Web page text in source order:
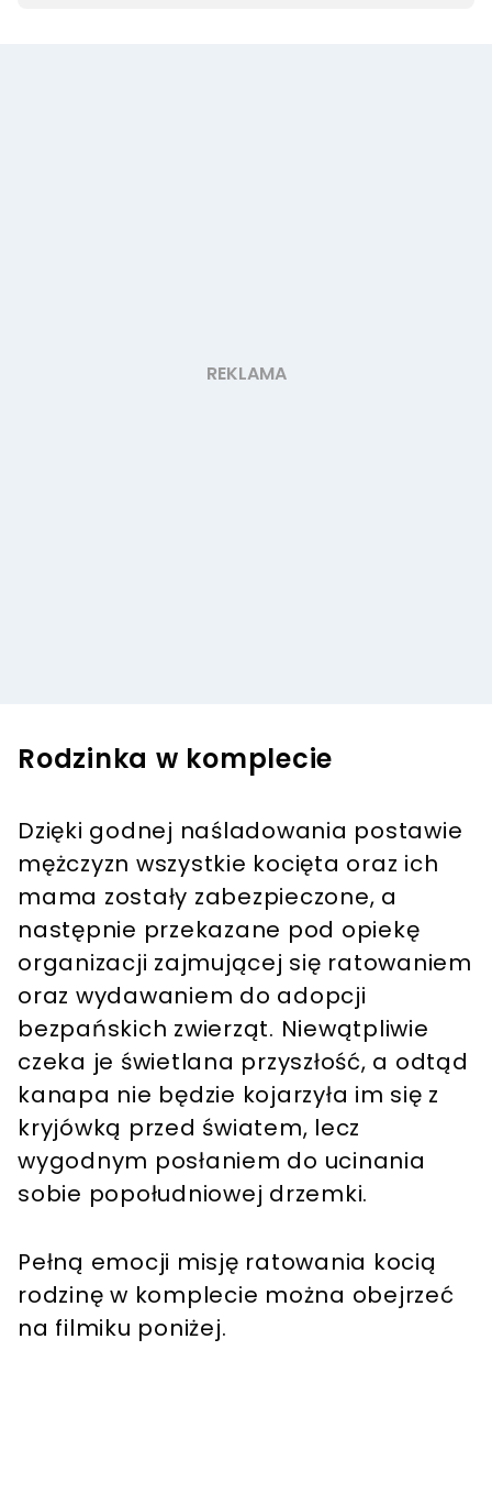
Rodzinka w komplecie
Dzięki godnej naśladowania postawie
mężczyzn wszystkie kocięta oraz ich
mama zostały zabezpieczone, a
następnie przekazane pod opiekę
organizacji zajmującej się ratowaniem
oraz wydawaniem do adopcji
bezpańskich zwierząt. Niewątpliwie
czeka je świetlana przyszłość, a odtąd
kanapa nie będzie kojarzyła im się z
kryjówką przed światem, lecz
wygodnym posłaniem do ucinania
sobie popołudniowej drzemki.
Pełną emocji misję ratowania kocią
rodzinę w komplecie można obejrzeć
na filmiku poniżej.